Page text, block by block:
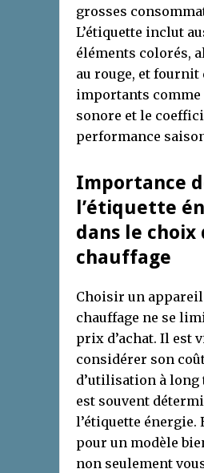
grosses
L’étiquette inclut
éléments colorés,
au rouge, et fournit
importants comme
sonore et le
performance
Importance
l’étiquette
dans le choix
chauffage
Choisir un appareil
chauffage ne se
prix d’achat. Il est
considérer son
d’utilisation à long
est souvent
l’étiquette énergie.
pour un modèle
non seulement